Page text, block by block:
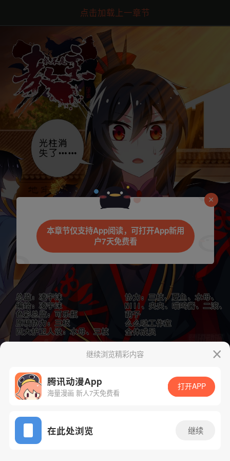
点击加载上一章节
App免费看
下一话 腾漫App免费看
继续浏览精彩内容
腾讯动漫App
海量漫画 新人7天免费看
打开APP
在此处浏览 继续
本章节仅支持App阅读，可打开App新用
户7天免费看
是否前往腾漫App继续阅读
立即前往